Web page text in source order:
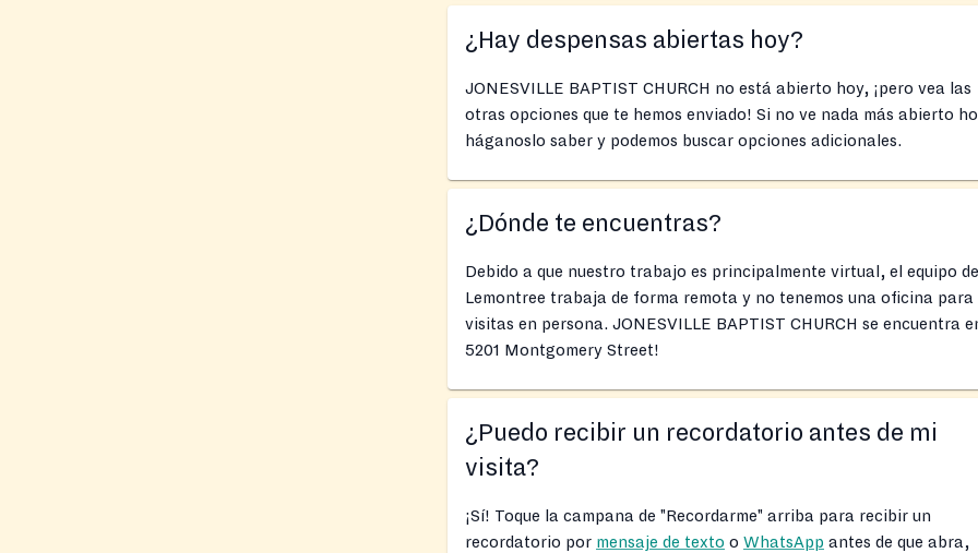
¿Hay despensas abiertas hoy?
JONESVILLE BAPTIST CHURCH no está abierto hoy, ¡pero vea las
otras opciones que te hemos enviado! Si no ve nada más abierto
háganoslo saber y podemos buscar opciones adicionales.
¿Dónde te encuentras?
Debido a que nuestro trabajo es principalmente virtual, el equipo de
Lemontree trabaja de forma remota y no tenemos una oficina para
visitas en persona. JONESVILLE BAPTIST CHURCH se encuentra
5201 Montgomery Street!
¿Puedo recibir un recordatorio antes de mi
visita?
¡Sí! Toque la campana de "Recordarme" arriba para recibir un
recordatorio por mensaje de texto o WhatsApp antes de que abra,